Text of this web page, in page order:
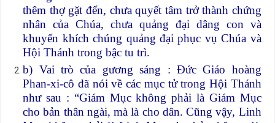
thêm thợ gặt đến, chưa quyết tâm trở thành chứng
nhân của Chúa, chưa quảng đại dâng con và
khuyến khích chúng quảng đại phục vụ Chúa và
Hội Thánh trong bậc tu trì.
b) Vai trò của gương sáng : Đức Giáo hoàng
Phan-xi-cô đã nói về các mục tử trong Hội Thánh
như sau : “Giám Mục không phải là Giám Mục
cho bản thân ngài, mà là cho dân. Cũng vậy, Linh